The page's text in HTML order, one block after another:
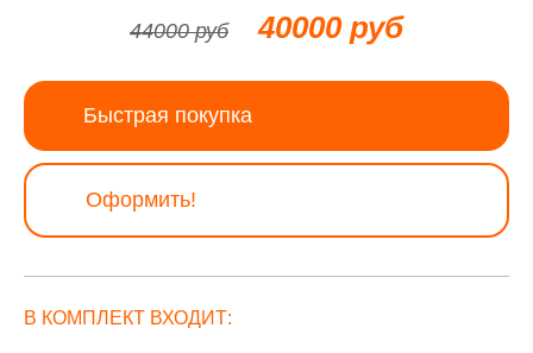
44000 руб 40000 руб
Быстрая покупка
Оформить!
В КОМПЛЕКТ ВХОДИТ: